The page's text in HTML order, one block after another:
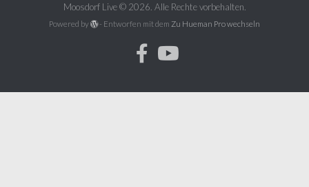
Moosdorf Live © 2026. Alle Rechte vorbehalten.
Powered by - Entworfen mit dem Zu Hueman Pro wechseln